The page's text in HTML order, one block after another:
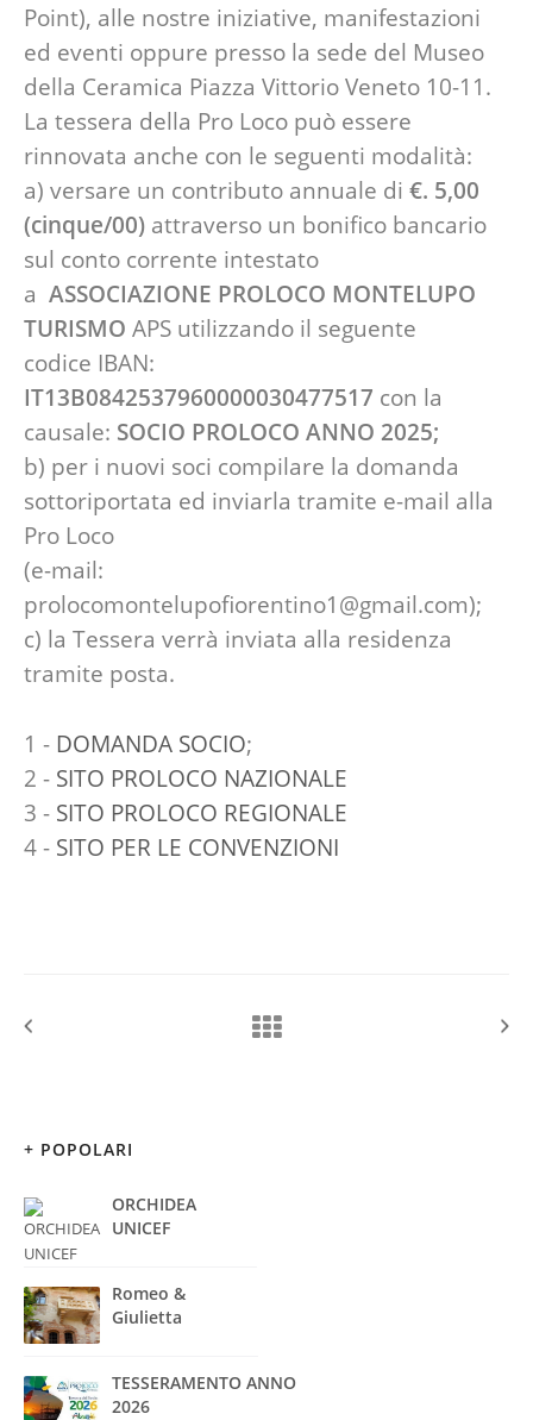
Point), alle nostre iniziative, manifestazioni
ed eventi oppure presso la sede del Museo
della Ceramica Piazza Vittorio Veneto 10-11.
La tessera della Pro Loco può essere
rinnovata anche con le seguenti modalità:
a) versare un contributo annuale di €. 5,00
(cinque/00) attraverso un bonifico bancario
sul conto corrente intestato
a ASSOCIAZIONE PROLOCO MONTELUPO
TURISMO APS utilizzando il seguente
codice IBAN:
IT13B0842537960000030477517 con la
causale: SOCIO PROLOCO ANNO 2025;
b) per i nuovi soci compilare la domanda
sottoriportata ed inviarla tramite e-mail alla
Pro Loco
(e-mail:
prolocomontelupofiorentino1@gmail.com);
c) la Tessera verrà inviata alla residenza
tramite posta.
1 - DOMANDA SOCIO;
2 - SITO PROLOCO NAZIONALE
3 - SITO PROLOCO REGIONALE
4 - SITO PER LE CONVENZIONI
+ POPOLARI
ORCHIDEA
UNICEF
Romeo &
Giulietta
TESSERAMENTO ANNO
2026